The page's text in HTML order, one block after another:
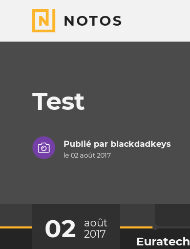
NOTOS
Test
Publié par blackdadkeys
le 02 août 2017
02
août
2017
Euratech